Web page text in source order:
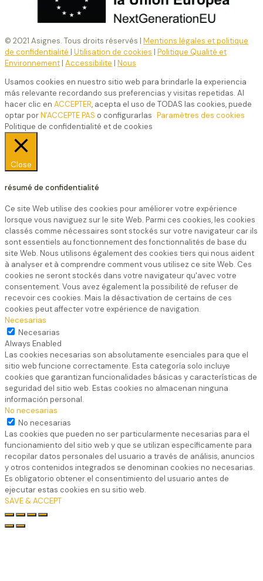
© 2021 Asignes. Tous droits réservés | Mentions légales et politique
de confidentialité | Utilisation de cookies | Politique Qualité et
Environnement| Accessibilite | Nous
Usamos cookies en nuestro sitio web para brindarle la experiencia
más relevante recordando sus preferencias y visitas repetidas. Al
hacer clic en ACCEPTER, acepta el uso de TODAS las cookies, puede
optar porN'ACCEPTE PAS o configurarlas Paramètres des cookies
Politique de confidentialité et de cookies
Close
résumé de confidentialité
Ce site Web utilise des cookies pour améliorer votre expérience
lorsque vous naviguez sur le site Web. Parmi ces cookies, les cookies
classés comme nécessaires sont stockés sur votre navigateur car ils
sont essentiels au fonctionnement des fonctionnalités de base du
site Web. Nous utilisons également des cookies tiers qui nous aident
à analyser et à comprendre comment vous utilisez ce site Web. Ces
cookies ne seront stockés dans votre navigateur qu'avec votre
consentement. Vous avez également la possibilité de refuser de
recevoir ces cookies. Mais la désactivation de certains de ces
cookies peut affecter votre expérience de navigation.
Necesarias
Necesarias
Always Enabled
Las cookies necesarias son absolutamente esenciales para que el
sitio web funcione correctamente. Esta categoría solo incluye
cookies que garantizan funcionalidades básicas y características de
seguridad del sitio web. Estas cookies no almacenan ninguna
información personal.
No necesarias
No necesarias
Las cookies que pueden no ser particularmente necesarias para el
funcionamiento del sitio web y que se utilizan específicamente para
recopilar datos personales del usuario a través de análisis, anuncios
y otros contenidos integrados se denominan cookies no necesarias.
Es obligatorio obtener el consentimiento del usuario antes de
ejecutar estas cookies en su sitio web.
SAVE & ACCEPT